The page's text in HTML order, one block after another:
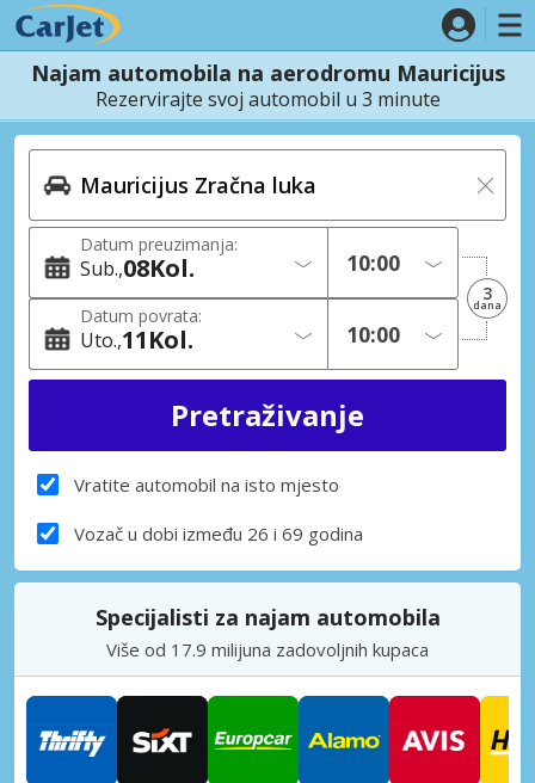
Najam automobila na aerodromu Mauricijus
Rezervirajte svoj automobil u 3 minute
Datum preuzimanja:
Sub. 08Kol.
Datum povrata:
Uto. 11Kol.
3
dana
Vratite automobil na isto mjesto
Vozač u dobi između 26 i 69 godina
Specijalisti za najam automobila
Više od 17.9 milijuna zadovoljnih kupaca